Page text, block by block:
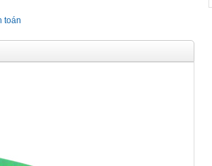
toán